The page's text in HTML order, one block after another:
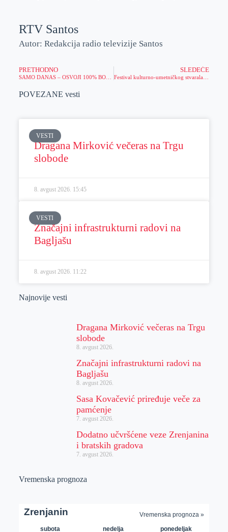
RTV Santos
Autor: Redakcija radio televizije Santos
PRETHODNO
SAMO DANAS – OSVOJI 100% BONUSA NA UPLATU DEPOZITA
SLEDEĆE
POVEZANE vesti
VESTI
Dragana Mirković večeras na Trgu
slobode
8. avgust 2026. 15:45
VESTI
Značajni infrastrukturni radovi na
Bagljašu
8. avgust 2026. 11:22
Najnovije vesti
Dragana Mirković večeras na Trgu
slobode
8. avgust 2026.
Značajni infrastrukturni radovi na
Bagljašu
8. avgust 2026.
Sasa Kovačević priređuje veče za
pamćenje
7. avgust 2026.
Dodatno učvršćene veze Zrenjanina
i bratskih gradova
7. avgust 2026.
Vremenska prognoza